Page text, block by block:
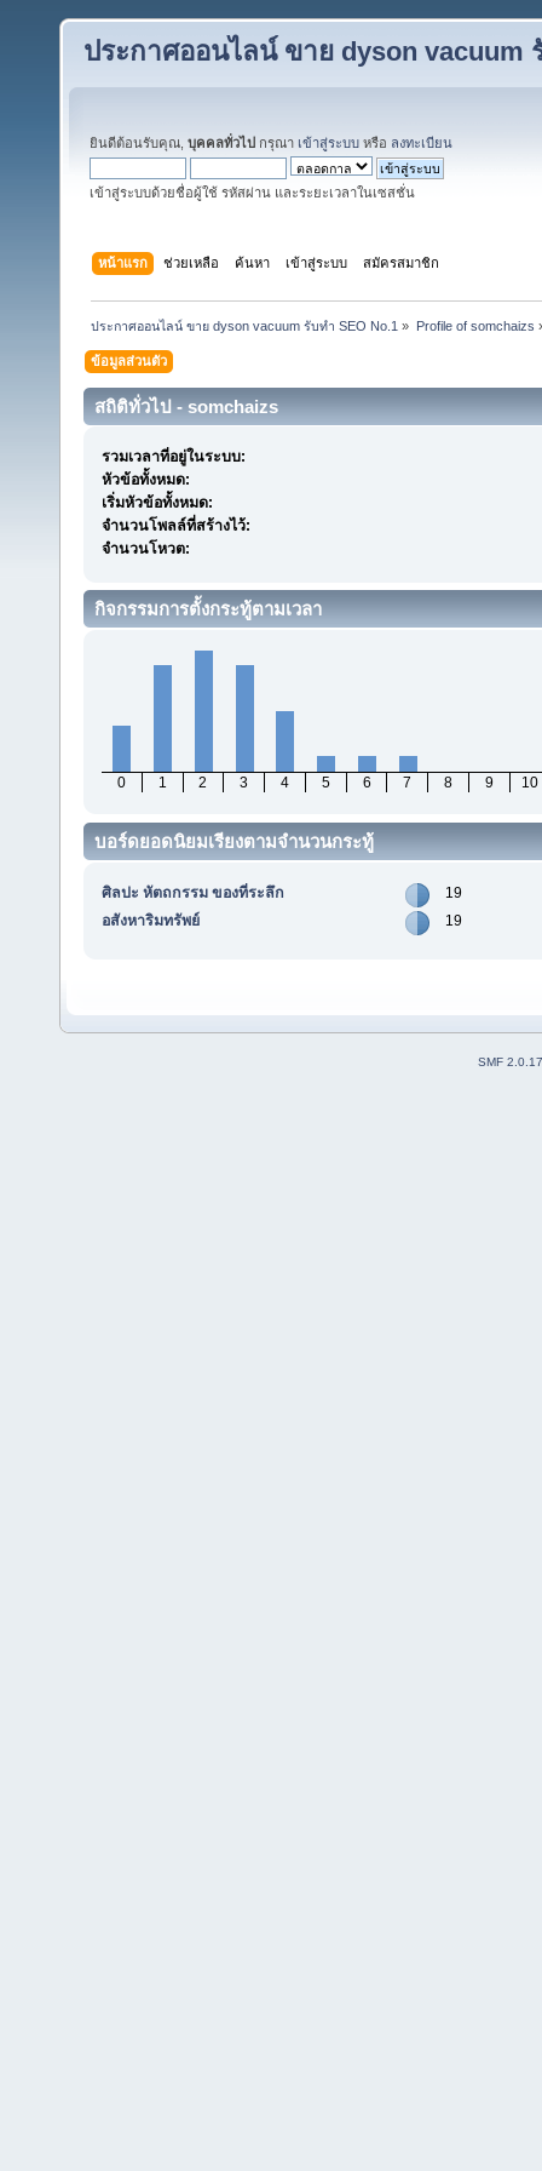
ประกาศออนไลน์ ขาย dyson vacuum
ยินดีต้อนรับคุณ, บุคคลทั่วไป กรุณา เข้าสู่ระบบ หรือ ลงทะเบียน
เข้าสู่ระบบด้วยชื่อผู้ใช้ รหัสผ่าน และระยะเวลาในเซสชั่น
หน้าแรก ช่วยเหลือ ค้นหา เข้าสู่ระบบ สมัครสมาชิก
ประกาศออนไลน์ ขาย dyson vacuum รับทำ SEO No.1 » Profile of somchaizs
ข้อมูลส่วนตัว
สถิติทั่วไป - somchaizs
รวมเวลาที่อยู่ในระบบ:
หัวข้อทั้งหมด:
เริ่มหัวข้อทั้งหมด:
จำนวนโพลล์ที่สร้างไว้:
จำนวนโหวต:
กิจกรรมการตั้งกระทู้ตามเวลา
0 1 2 3 4 5 6 7 8 9 10
บอร์ดยอดนิยมเรียงตามจำนวนกระทู้
ศิลปะ หัตถกรรม ของที่ระลึก
19
อสังหาริมทรัพย์
19
SMF 2.0.17